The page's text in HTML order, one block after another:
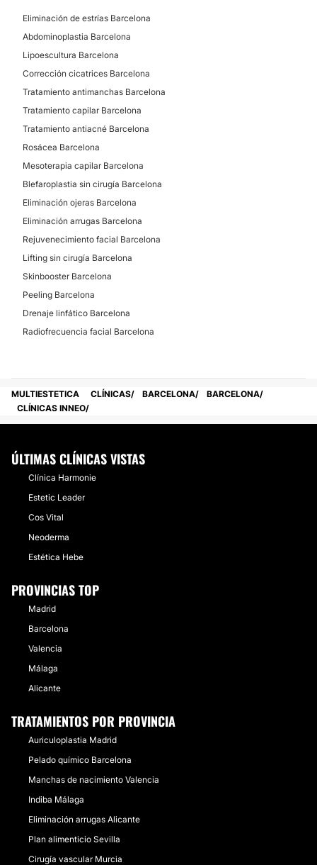
Eliminación de estrías Barcelona
Abdominoplastia Barcelona
Lipoescultura Barcelona
Corrección cicatrices Barcelona
Tratamiento antimanchas Barcelona
Tratamiento capilar Barcelona
Tratamiento antiacné Barcelona
Rosácea Barcelona
Mesoterapia capilar Barcelona
Blefaroplastia sin cirugía Barcelona
Eliminación ojeras Barcelona
Eliminación arrugas Barcelona
Rejuvenecimiento facial Barcelona
Lifting sin cirugía Barcelona
Skinbooster Barcelona
Peeling Barcelona
Drenaje linfático Barcelona
Radiofrecuencia facial Barcelona
MULTIESTETICA CLÍNICAS BARCELONA
BARCELONA
CLÍNICAS INNEO
ÚLTIMAS CLÍNICAS VISTAS
Clínica Harmonie
Estetic Leader
Cos Vital
Neoderma
Estética Hebe
PROVINCIAS TOP
Madrid
Barcelona
Valencia
Málaga
Alicante
TRATAMIENTOS POR PROVINCIA
Auriculoplastia Madrid
Pelado químico Barcelona
Manchas de nacimiento Valencia
Indiba Málaga
Eliminación arrugas Alicante
Plan alimenticio Sevilla
Cirugía vascular Murcia